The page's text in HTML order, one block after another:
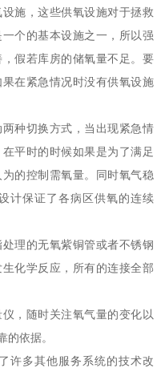
施，这些供氧设施对于拯救
个的基本设施之一，所以强
假若库房的储氧量不足。要
在紧急情况时没有供氧设施
种切换方式，当出现紧急情
平时的时候如果是为了满足
的控制需氧量。同时氧气稳
计保证了各病区供氧的连续
理的无氧紫铜管或者不锈钢
化学反应，所有的连接全部
，随时关注氧气量的变化以
的依据。
许多其他服务系统的技术改